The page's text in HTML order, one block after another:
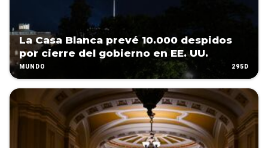
La Casa Blanca prevé 10.000 despidos
por cierre del gobierno en EE. UU.
MUNDO 295D